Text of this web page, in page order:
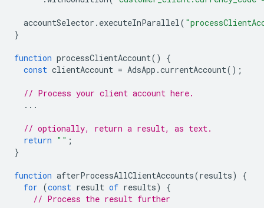
accountSelector . executeInParallel(
}
function processClientAccount()
{
const clientAccount = AdsApp .currentAccount();
// Process your client account here.
...
// optionally, return a result, as text.
return "" ;
}
function afterProcessAllClientAccounts(results)
{
for (const result of results)
{
// Process the result further